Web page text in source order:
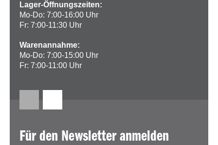
Lager-Öffnungszeiten:
Mo-Do: 7:00-16:00 Uhr
Fr: 7:00-11:30 Uhr
Warenannahme:
Mo-Do: 7:00-15:00 Uhr
Fr: 7:00-11:00 Uhr
Für den Newsletter anmelden